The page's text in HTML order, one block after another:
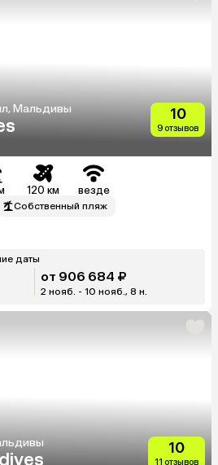
Мальдивы 10
9 отзывов
120 км везде
Собственный пляж
даты
от 906 684 ₽
2 нояб. - 10 нояб., 8 н.
10
11 отзывов